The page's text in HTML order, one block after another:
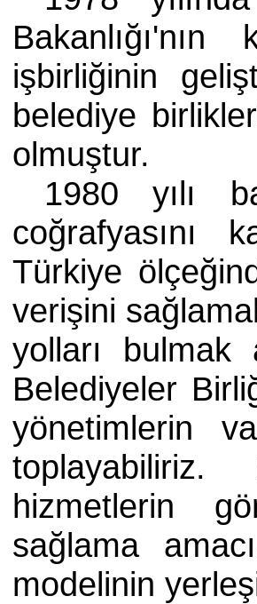
işbirliğinin
belediye
olmuştur.
1980 yılı
coğrafyasını
Türkiye
verişini
yolları
Belediyeler
yönetimlerin
hizmetlerin
sağlama
modelinin